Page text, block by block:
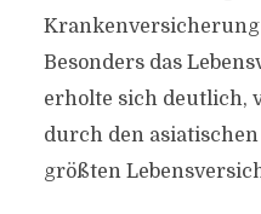
Krankenversicherung
Besonders das
erholte sich deutlich,
durch den
größten